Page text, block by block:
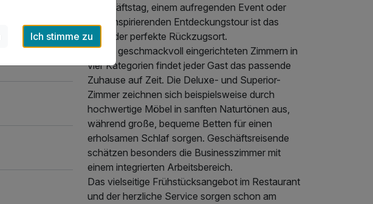
Geschäftstag, einem aufregenden Event oder
einer inspirierenden Entdeckungstour ist das
Hotel der perfekte Rückzugsort.
Mit 98 geschmackvoll eingerichteten Zimmern in
vier Kategorien findet jeder Gast das passende
Zuhause auf Zeit. Die Deluxe- und Superior-
Zimmer zeichnen sich beispielsweise durch
hochwertige Möbel in sanften Naturtönen aus,
während große, bequeme Betten für einen
erholsamen Schlaf sorgen. Geschäftsreisende
schätzen besonders die Businesszimmer mit
einem integrierten Arbeitsbereich.
Das vielseitige Frühstücksangebot im Restaurant
und der herzliche Service sorgen schon am
Ich stimme zu